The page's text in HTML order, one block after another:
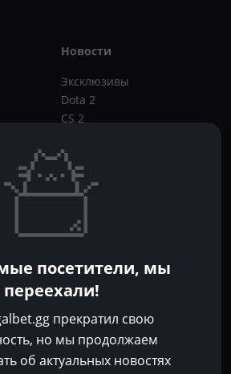
Новости
Эксклюзивы
Dota 2
CS 2
Букмекеры
CS 2
посетители, мы
переехали!
прекратил свою
но мы продолжаем
об актуальных новостях